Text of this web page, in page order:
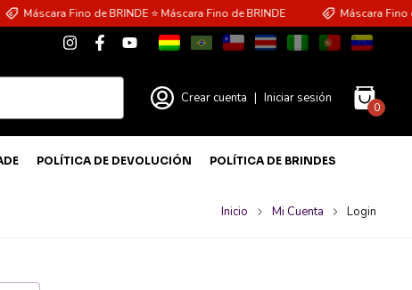
Máscara Fino de BRINDE ⭐ Máscara Fino de BRINDE Máscara Fino
Crear cuenta | Iniciar sesión
0
POLÍTICA DE DEVOLUCIÓN POLÍTICA DE BRINDES
Inicio Mi Cuenta Login